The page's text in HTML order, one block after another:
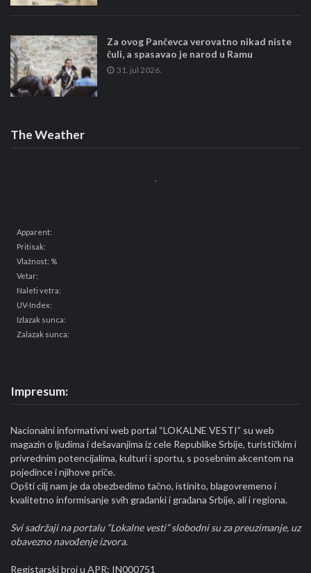
Za ovog Pančevca verovatno nikad niste
čuli, a spasavao je narod u Ramu
31. jul 2026.
The Weather
Apparent:
Pritisak:
Vlažnost: %
Vetar:
Naleti vetra:
UV-Index:
Izlazak sunca:
Zalazak sunca:
Impresum:
Nacionalni informativni web portal “LOKALNE VESTI” su web
magazin o ljudima i dešavanjima iz cele Republike Srbije, turističkim i
privrednim potencijalima, kulturi i sportu, s posebnim akcentom na
pojedince i njihove priče.
Opšti cilj nam je da obezbedimo tačno, istinito, blagovremeno i
kvalitetno informisanje svih građanki i građana Srbije, ali i regiona.
Svi sadržaji na portalu “Lokalne vesti” slobodni su za preuzimanje, uz
obavezno navođenje izvora.
Registarski broj u APR: IN000751